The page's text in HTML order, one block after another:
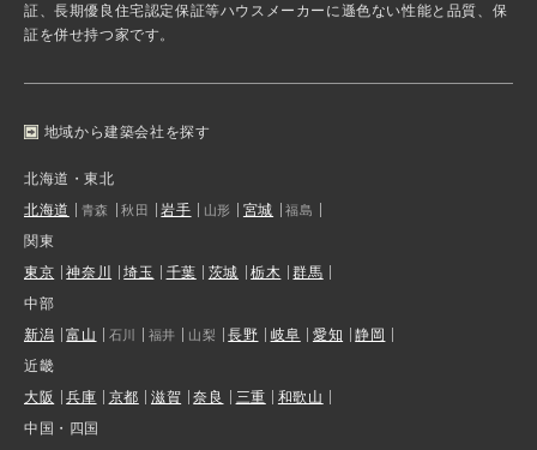
証、長期優良住宅認定保証等ハウスメーカーに遜色ない性能と品質、保
証を併せ持つ家です。
地域から建築会社を探す
北海道・東北
北海道
青森 秋田 岩手 山形 宮城 福島
関東
東京
神奈川 埼玉 千葉 茨城 栃木
群馬
中部
新潟
富山 石川 福井 山梨 長野 岐阜 愛知
静岡
近畿
大阪
兵庫 京都 滋賀 奈良 三重
和歌山
中国・四国